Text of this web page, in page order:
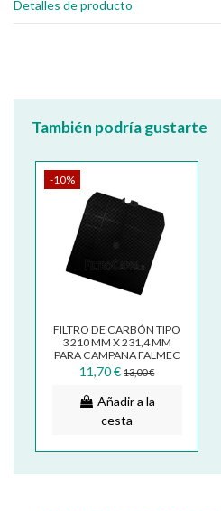
Detalles de producto
También podría gustarte
-10%
FILTRO DE CARBÓN TIPO
3 210 MM X 231,4 MM
PARA CAMPANA FALMEC
FK350
11,70 € 13,00 €
Añadir a la
cesta